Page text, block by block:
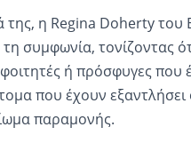
της, η Regina Doherty του
συμφωνία, τονίζοντας
ή πρόσφυγες που
που έχουν εξαντλήσει
παραμονής.